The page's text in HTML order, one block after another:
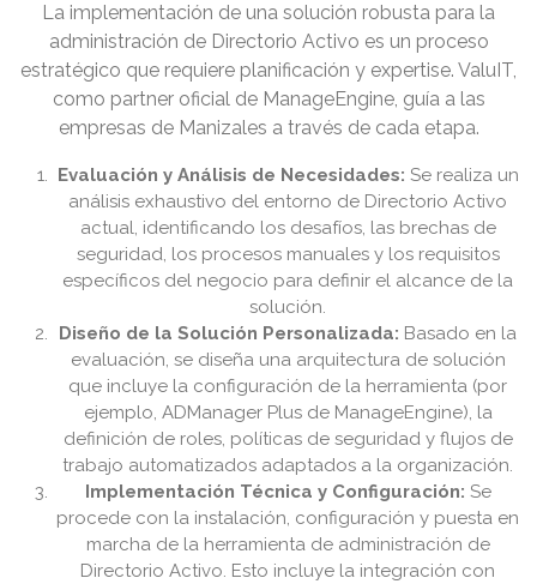
La implementación de una solución robusta para la
administración de Directorio Activo es un proceso
estratégico que requiere planificación y expertise. ValuIT,
como partner oficial de ManageEngine, guía a las
empresas de Manizales a través de cada etapa.
Evaluación y Análisis de Necesidades: Se realiza un
análisis exhaustivo del entorno de Directorio Activo
actual, identificando los desafíos, las brechas de
seguridad, los procesos manuales y los requisitos
específicos del negocio para definir el alcance de la
solución.
Diseño de la Solución Personalizada: Basado en la
evaluación, se diseña una arquitectura de solución
que incluye la configuración de la herramienta (por
ejemplo, ADManager Plus de ManageEngine), la
definición de roles, políticas de seguridad y flujos de
trabajo automatizados adaptados a la organización.
Implementación Técnica y Configuración: Se
procede con la instalación, configuración y puesta en
marcha de la herramienta de administración de
Directorio Activo. Esto incluye la integración con